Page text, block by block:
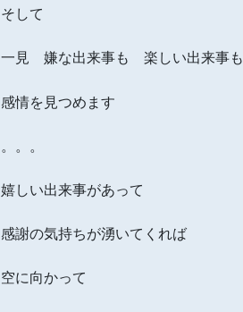
そして
一見 嫌な出来事も 楽しい出来事も
感情を見つめます
。。。
嬉しい出来事があって
感謝の気持ちが湧いてくれば
空に向かって